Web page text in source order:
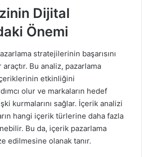
Dijital
Önemi
stratejilerinin başarısını
Bu analiz, pazarlama
etkinliğini
olur ve markaların hedef
kurmalarını sağlar. İçerik analizi
hangi içerik türlerine daha fazla
Bu da, içerik pazarlama
edilmesine olanak tanır.